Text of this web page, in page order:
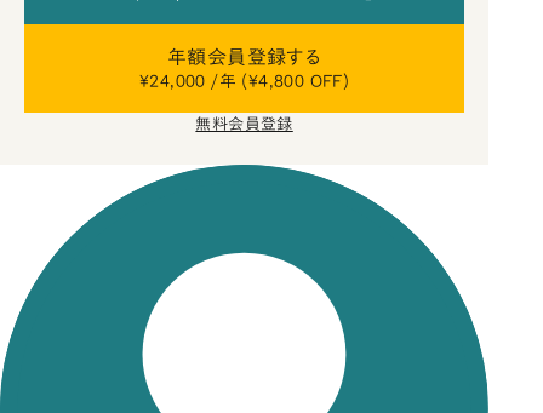
年額会員登録する
¥24,000 /年 (¥4,800 OFF)
無料会員登録